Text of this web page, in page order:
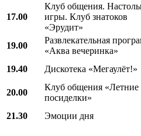
17.00
Клуб общения.
игры. Клуб знатоков
«Эрудит»
19.00
Развлекательная
«Аква вечеринка»
19.40
Дискотека «Мегаулёт!»
20.00
Клуб общения «Летние
посиделки»
21.30
Эмоции дня